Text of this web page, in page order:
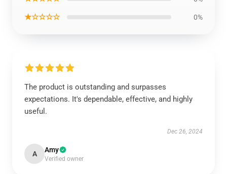
★☆☆☆☆ 0%
The product is outstanding and surpasses
expectations. It's dependable, effective, and highly
useful.
Dec 26, 2024
A Amy
Verified owner